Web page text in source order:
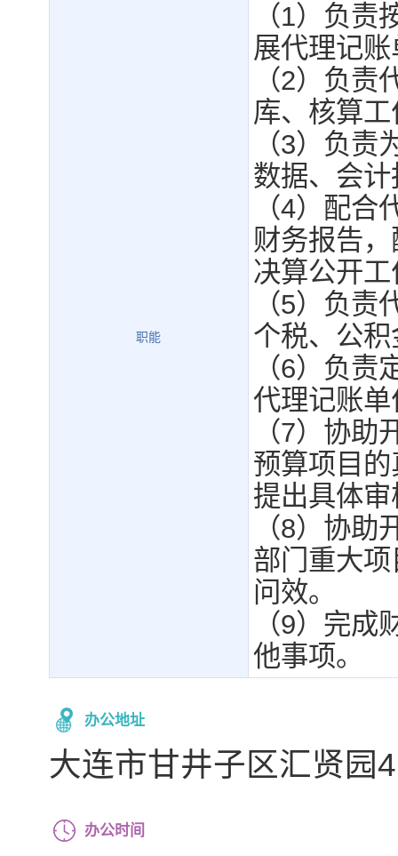
职能
（1）负
展代理记
（2）负
库、核算工
（3）负
数据、会
（4）配
财务报告
决算公开工
（5）负
个税、公
（6）负
代理记账
（7）协
预算项目
提出具体
（8）协
部门重大
问效。
（9）完
他事项。
办公地址
大连市甘井子区汇贤园
办公时间